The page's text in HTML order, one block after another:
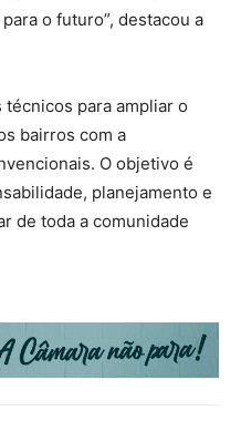
o futuro”, destacou a
para ampliar o
bairros com a
O objetivo é
planejamento e
de toda a comunidade